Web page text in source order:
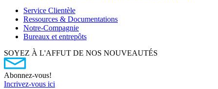
Service Clientèle
Ressources & Documentations
Notre-Compagnie
Bureaux et entrepôts
SOYEZ À L'AFFUT DE NOS NOUVEAUTÉS
Abonnez-vous!
Incrivez-vous ici